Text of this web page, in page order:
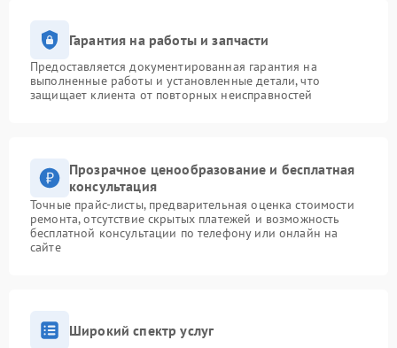
Гарантия на работы и запчасти
Предоставляется документированная гарантия на
выполненные работы и установленные детали, что
защищает клиента от повторных неисправностей
Прозрачное ценообразование и бесплатная
консультация
Точные прайс-листы, предварительная оценка стоимости
ремонта, отсутствие скрытых платежей и возможность
бесплатной консультации по телефону или онлайн на
сайте
Широкий спектр услуг